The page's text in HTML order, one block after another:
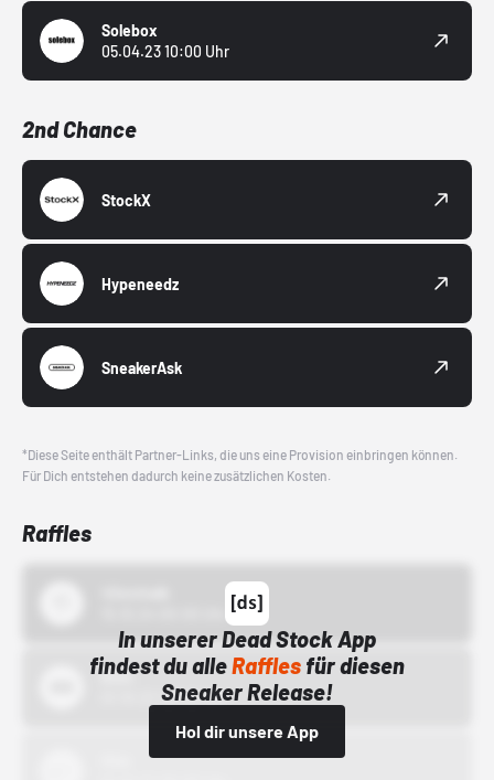
Solebox
05.04.23 10:00 Uhr
2nd Chance
StockX
Hypeneedz
SneakerAsk
*Diese Seite enthält Partner-Links, die uns eine Provision einbringen können.
Für Dich entstehen dadurch keine zusätzlichen Kosten.
Raffles
In unserer Dead Stock App
findest du alleRafflesfür diesen
Sneaker Release!
Hol dir unsere App
Bstn
01.10.22 00:00 Uhr